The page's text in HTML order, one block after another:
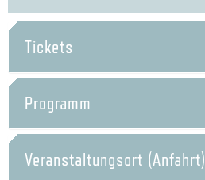
Tickets
Programm
Veranstaltungsort (Anfahrt)